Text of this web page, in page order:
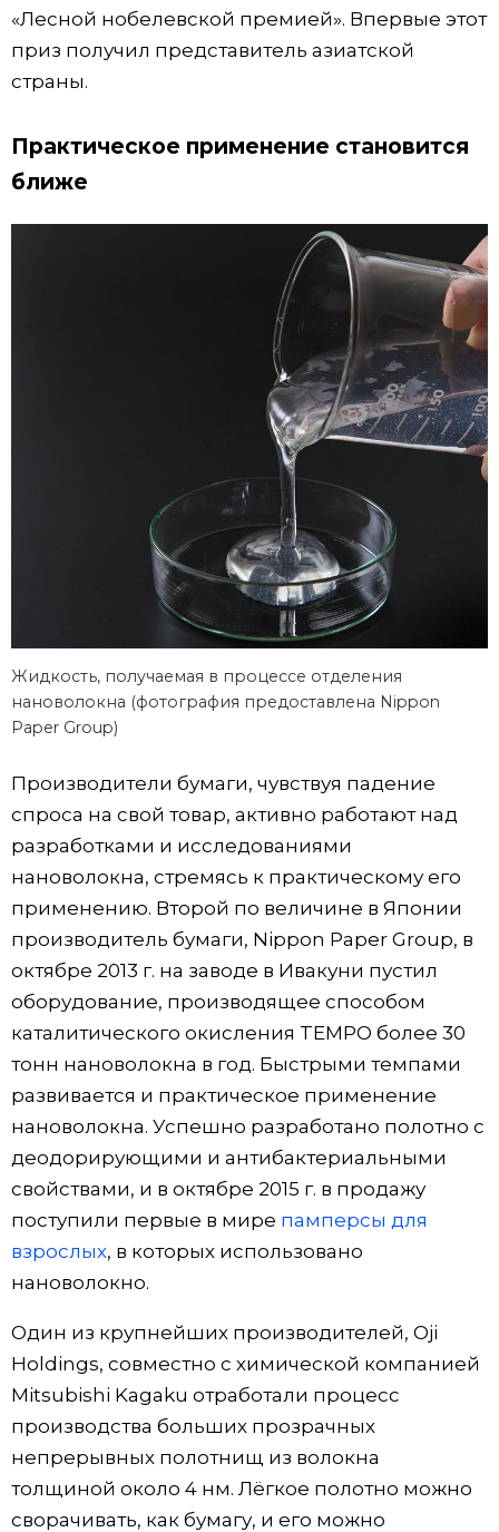
«Лесной нобелевской премией». Впервые этот
приз получил представитель азиатской
страны.
Практическое применение становится
ближе
Жидкость, получаемая в процессе отделения
нановолокна (фотография предоставлена Nippon
Paper Group)
Производители бумаги, чувствуя падение
спроса на свой товар, активно работают над
разработками и исследованиями
нановолокна, стремясь к практическому его
применению. Второй по величине в Японии
производитель бумаги, Nippon Paper Group, в
октябре 2013 г. на заводе в Ивакуни пустил
оборудование, производящее способом
каталитического окисления TEMPO более 30
тонн нановолокна в год. Быстрыми темпами
развивается и практическое применение
нановолокна. Успешно разработано полотно с
деодорирующими и антибактериальными
свойствами, и в октябре 2015 г. в продажу
поступили первые в мире памперсы для
взрослых, в которых использовано
нановолокно.
Один из крупнейших производителей, Oji
Holdings, совместно с химической компанией
Mitsubishi Kagaku отработали процесс
производства больших прозрачных
непрерывных полотнищ из волокна
толщиной около 4 нм. Лёгкое полотно можно
сворачивать, как бумагу, и его можно